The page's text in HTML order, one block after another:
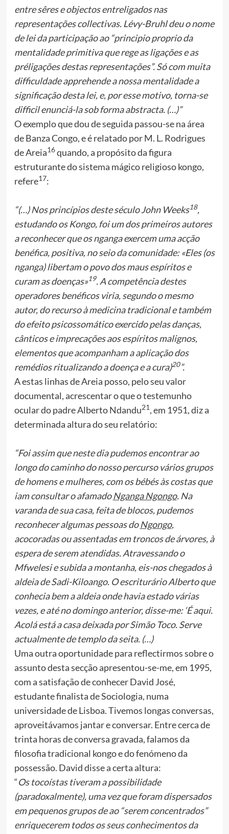
entre sêres e objectos entreligados nas
representações collectivas. Lévy-Bruhl deu o nome
de lei da participação ao “principio proprio da
mentalidade primitiva que rege as ligações e as
préligações destas representações”. Só com muita
difficuldade apprehende a nossa mentalidade a
significação desta lei, e, por esse motivo, torna-se
difficil enunciá-la sob forma abstracta. (…)”
O exemplo que dou de seguida passou-se na área
de Banza Congo, e é relatado por M. L. Rodrigues
de Areia16quando, a propósito da figura
estruturante do sistema mágico religioso kongo,
refere17:
“(…) Nos princípios deste século John Weeks18,
estudando os Kongo, foi um dos primeiros autores
a reconhecer que os nganga exercem uma acção
benéfica, positiva, no seio da comunidade: «Eles (os
nganga) libertam o povo dos maus espíritos e
curam as doenças» 19. A competência destes
operadores benéficos viria, segundo o mesmo
autor, do recurso à medicina tradicional e também
do efeito psicossomático exercido pelas danças,
cânticos e imprecações aos espíritos malignos,
elementos que acompanham a aplicação dos
remédios ritualizando a doença e a cura)20”.
A estas linhas de Areia posso, pelo seu valor
documental, acrescentar o que o testemunho
ocular do padre Alberto Ndandu21, em 1951, diz a
determinada altura do seu relatório:
“Foi assim que neste dia pudemos encontrar ao
longo do caminho do nosso percurso vários grupos
de homens e mulheres, com os bébés às costas que
iam consultar o afamadoNganga Ngongo. Na
varanda de sua casa, feita de blocos, pudemos
reconhecer algumas pessoas doNgongo,
acocoradas ou assentadas em troncos de árvores, à
espera de serem atendidas. Atravessando o
Mfwelesi e subida a montanha, eis-nos chegados à
aldeia de Sadi-Kiloango. O escriturário Alberto que
conhecia bem a aldeia onde havia estado várias
vezes, e até no domingo anterior, disse-me: ‘É aqui.
Acolá está a casa deixada por Simão Toco. Serve
actualmente de templo da seita. (…)
Uma outra oportunidade para reflectirmos sobre o
assunto desta secção apresentou-se-me, em 1995,
com a satisfação de conhecer David José,
estudante finalista de Sociologia, numa
universidade de Lisboa. Tivemos longas conversas,
aproveitávamos jantar e conversar. Entre cerca de
trinta horas de conversa gravada, falamos da
filosofia tradicional kongo e do fenómeno da
possessão. David disse a certa altura:
“Os tocoístas tiveram a possibilidade
(paradoxalmente), uma vez que foram dispersados
em pequenos grupos de ao “serem concentrados”
enriquecerem todos os seus conhecimentos da